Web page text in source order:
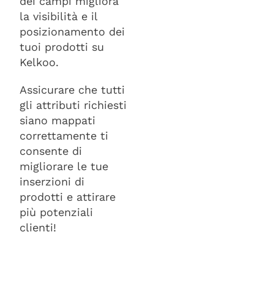
la visibilità e il
posizionamento dei
tuoi prodotti su
Kelkoo.
Assicurare che tutti
gli attributi richiesti
siano mappati
correttamente ti
consente di
migliorare le tue
inserzioni di
prodotti e attirare
più potenziali
clienti!